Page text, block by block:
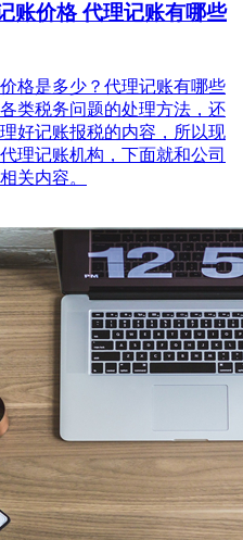
账价格 代理记账有哪些
格是多少？代理记账有哪些
类税务问题的处理方法，还
好记账报税的内容，所以现
理记账机构，下面就和公司
关内容。